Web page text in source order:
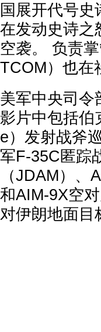
国展开代号
在发动史诗之
空袭。 负责
TCOM）也在
美军中央司令
影片中包括伯
e）发射战斧
军F-35C匿踪
（JDAM）
和AIM-9X空
对伊朗地面目